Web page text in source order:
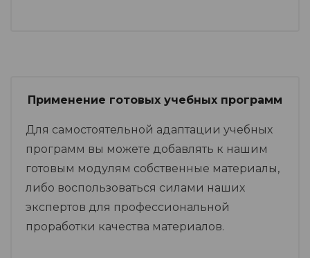
Применение готовых учебных программ
Для самостоятельной адаптации учебных
программ вы можете добавлять к нашим
готовым модулям собственные материалы,
либо воспользоваться силами наших
экспертов для профессиональной
проработки качества материалов.